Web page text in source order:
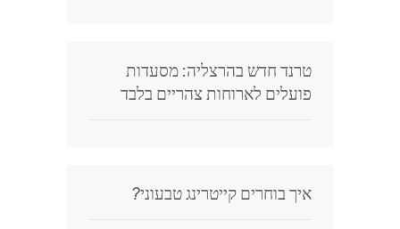
טרנד חדש בהרצליה: מסעדות
פועלים לארוחות צהריים בלבד
איך בוחרים קייטרינג טבעוני?